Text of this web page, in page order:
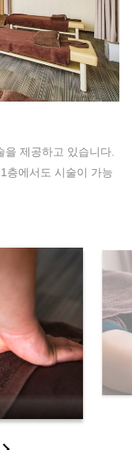
을 제공하고 있습니다.
층에서도 시술이 가능